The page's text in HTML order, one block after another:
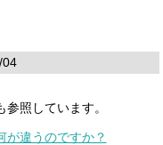
04
照しています。
が違うのですか？